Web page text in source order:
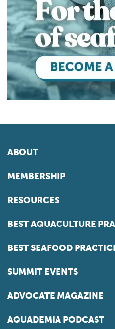
ABOUT
MEMBERSHIP
RESOURCES
BEST AQUACULTURE
BEST SEAFOOD
SUMMIT EVENTS
ADVOCATE MAGAZINE
AQUADEMIA PODCAST